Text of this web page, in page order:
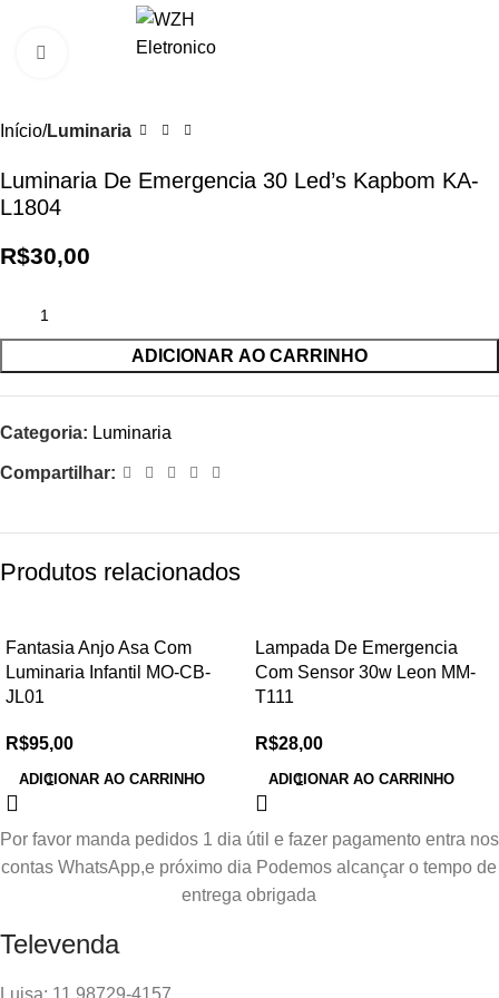
Clique para ampliar
Início Luminaria
Luminaria De Emergencia 30 Led’s Kapbom KA-
L1804
R$30,00
ADICIONAR AO CARRINHO
Categoria: Luminaria
Compartilhar:
Produtos relacionados
Fantasia Anjo Asa Com
Luminaria Infantil MO-CB-
JL01
R$95,00
ADICIONAR AO CARRINHO
Lampada De Emergencia
Com Sensor 30w Leon MM-
T111
R$28,00
ADICIONAR AO CARRINHO
Por favor manda pedidos 1 dia útil e fazer pagamento entra nos
contas WhatsApp,e próximo dia Podemos alcançar o tempo de
entrega obrigada
Televenda
Luisa: 11 98729-4157